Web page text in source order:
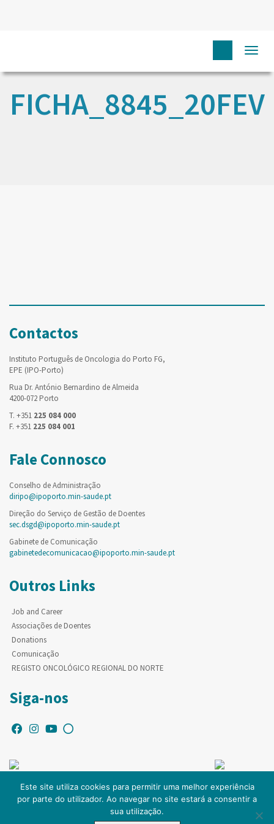
FICHA_8845_20FEV
Contactos
Instituto Português de Oncologia do Porto FG,
EPE (IPO-Porto)
Rua Dr. António Bernardino de Almeida
4200-072 Porto
T. +351 225 084 000
F. +351 225 084 001
Fale Connosco
Conselho de Administração
diripo@ipoporto.min-saude.pt
Direção do Serviço de Gestão de Doentes
sec.dsgd@ipoporto.min-saude.pt
Gabinete de Comunicação
gabinetedecomunicacao@ipoporto.min-saude.pt
Outros Links
Job and Career
Associações de Doentes
Donations
Comunicação
REGISTO ONCOLÓGICO REGIONAL DO NORTE
Siga-nos
© Copyright IPO-PORTO. Todos os direitos reservados.
Este site utiliza cookies para permitir uma melhor experiência
por parte do utilizador. Ao navegar no site estará a consentir a
sua utilização.